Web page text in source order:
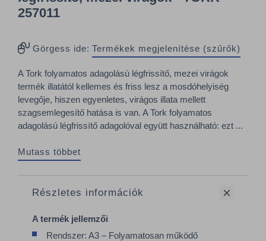
257011
Görgess ide: Termékek megjelenítése (szűrők)
A Tork folyamatos adagolású légfrissítő, mezei virágok
termék illatától kellemes és friss lesz a mosdóhelyiség
levegője, hiszen egyenletes, virágos illata mellett
szagsemlegesítő hatása is van. A Tork folyamatos
adagolású légfrissítő adagolóval együtt használható: ezt ...
Mutass többet
Részletes információk
A termék jellemzői
Rendszer: A3 – Folyamatosan működő